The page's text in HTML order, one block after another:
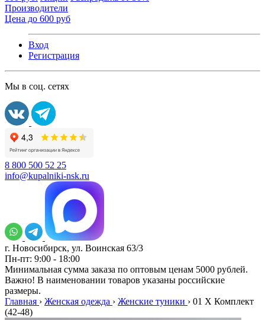
Производители
Цена до 600 руб
Вход
Регистрация
Мы в соц. сетях
8 800 500 52 25
info@kupalniki-nsk.ru
г. Новосибирск, ул. Воинская 63/3
Пн-пт: 9:00 - 18:00
Минимальная сумма заказа по оптовым ценам 5000 рублей.
Важно! В наименовании товаров указаны российские
размеры.
Главная › Женская одежда › Женские туники › 01 X Комплект
(42-48)